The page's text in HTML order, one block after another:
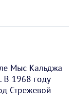
Мыс Кальджа
В 1968 году
Стрежевой